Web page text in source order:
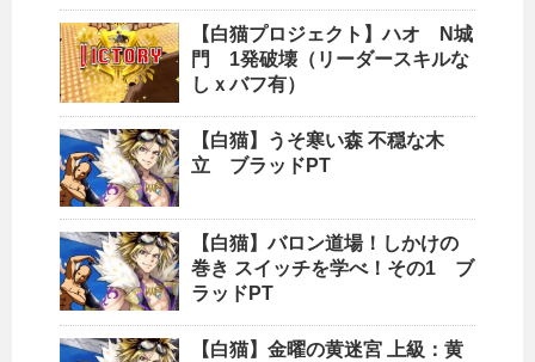
【白猫プロジェクト】ハオ N城
門 1発破壊（リーダースキルな
しｘバフ有）
【白猫】うそ寒い森 不穏な木
立 ブラッドPT
【白猫】バロン道場！しかけの
巻き スイッチを学べ！その1 ブ
ラッドPT
【白猫】金曜の黄迷宮 上級：黄